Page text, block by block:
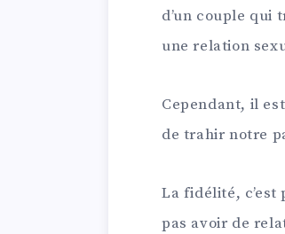
d’un couple qui
une relation
Cependant, il
de trahir notre
La fidélité, c’est
pas avoir de